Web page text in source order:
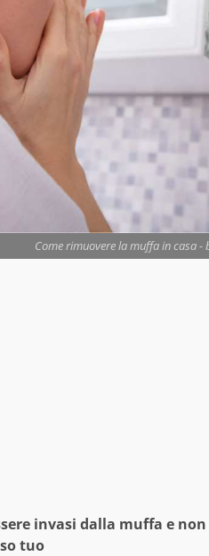
Come rimuovere la muffa in casa -
invasi dalla muffa e
tuo